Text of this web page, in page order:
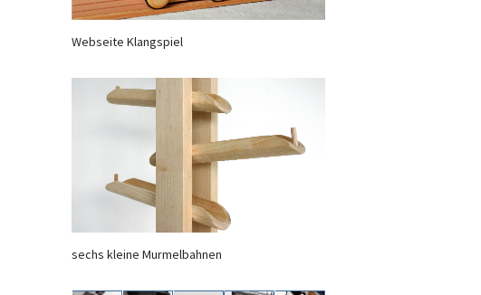
Webseite Klangspiel
sechs kleine Murmelbahnen